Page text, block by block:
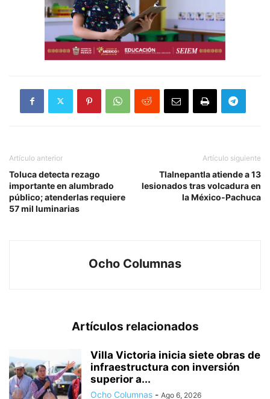
Artículo anterior
Toluca detecta rezago
importante en alumbrado
público; atenderlas requiere
57 mil luminarias
Artículo siguiente
Tlalnepantla atiende a 13
lesionados tras volcadura en
la México-Pachuca
Ocho Columnas
Artículos relacionados
Villa Victoria inicia siete obras de
infraestructura con inversión
superior a...
Ocho Columnas - Ago 6, 2026